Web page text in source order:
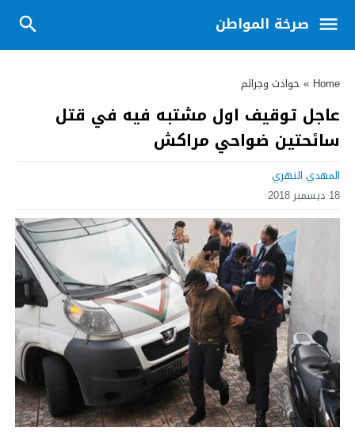
صرخة المواطن
Home
» حوادث وجرائم
عاجل توقيف اول مشتبه فيه في قتل
سائحتين ضواحي مراكش
المهدي النهري
18 ديسمبر 2018